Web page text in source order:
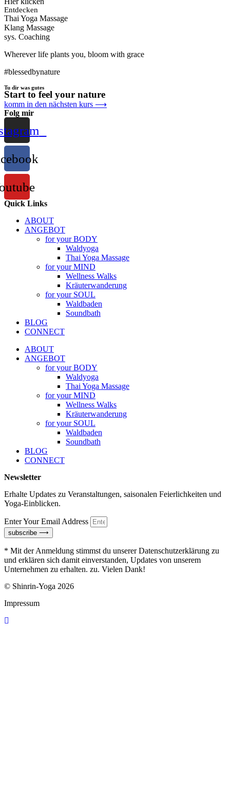
Entdecken
Thai Yoga Massage
Klang Massage
sys. Coaching
Wherever life plants you, bloom with grace
#blessedbynature
Tu dir was gutes
Start to feel your nature
komm in den nächsten kurs ⟶
Folg mir
Quick Links
ABOUT
ANGEBOT
for your BODY
Waldyoga
Thai Yoga Massage
for your MIND
Wellness Walks
Kräuterwanderung
for your SOUL
Waldbaden
Soundbath
BLOG
CONNECT
ABOUT
ANGEBOT
for your BODY
Waldyoga
Thai Yoga Massage
for your MIND
Wellness Walks
Kräuterwanderung
for your SOUL
Waldbaden
Soundbath
BLOG
CONNECT
Newsletter
Erhalte Updates zu Veranstaltungen, saisonalen Feierlichkeiten und
Yoga-Einblicken.
Enter Your Email Address
subscribe ⟶
* Mit der Anmeldung stimmst du unserer Datenschutzerklärung zu
und erklären sich damit einverstanden, Updates von unserem
Unternehmen zu erhalten. zu. Vielen Dank!
© Shinrin-Yoga 2026
Impressum